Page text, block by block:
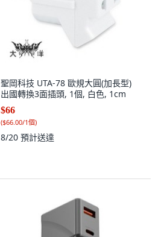
聖岡科技 UTA-78 歐規大圓(加長型)
出國轉換3面插頭, 1個, 白色, 1cm
$66
($66.00/1個)
8/20 預計送達